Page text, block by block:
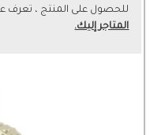
للحصول على المنتج ، تعرف
المتاجر إليك.